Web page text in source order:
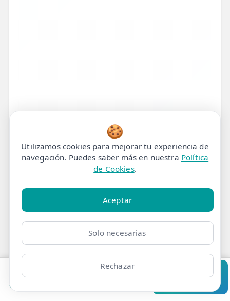
Clínicas
Tratamiento de
Fisioterapia para Dolor
en el gemelo lateral en
Madrid
Pedir cita Consultar
🍪
Utilizamos cookies para mejorar tu experiencia de
navegación. Puedes saber más en nuestra Política
de Cookies.
Aceptar
Solo necesarias
Rechazar